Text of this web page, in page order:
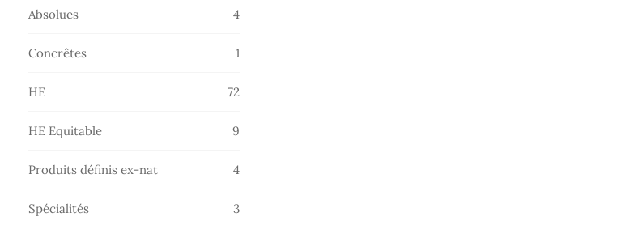
Absolues
44
Concrêtes
1
HE
72
HE Equitable
9
Produits définis ex-nat
44
Spécialités
33